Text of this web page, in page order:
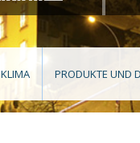
KLIMA PRODUKTE UND